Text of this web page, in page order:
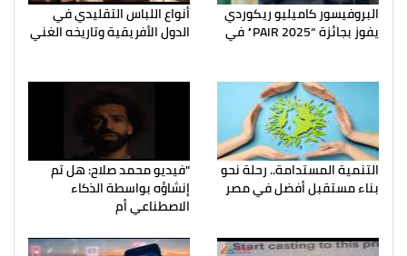
البروفيسور كاميليو ريكوردي
يفوز بجائزة “PAIR 2025” في
أنواع اللباس التقليدي في
الدول الأفريقية وتاريخه الغني
التنمية المستدامة.. رحلة نحو
بناء مستقبل أفضل في مصر
"فيديو محمد صلاح: هل تم
إنشاؤه بواسطة الذكاء
الاصطناعي أم